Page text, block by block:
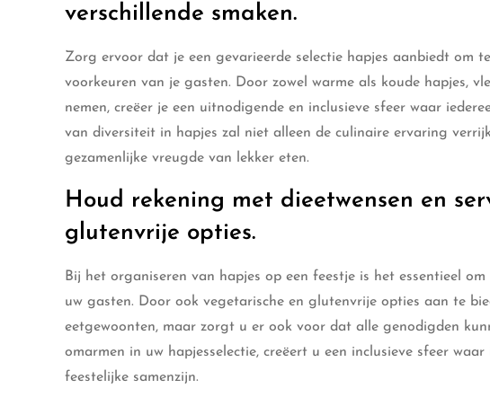
verschillende smaken.
Zorg ervoor dat je een gevarieerde selectie hapjes aanbiedt om
voorkeuren van je gasten. Door zowel warme als koude hapjes,
nemen, creëer je een uitnodigende en inclusieve sfeer waar
van diversiteit in hapjes zal niet alleen de culinaire ervaring
gezamenlijke vreugde van lekker eten.
Houd rekening met dieetwensen en
glutenvrije opties.
Bij het organiseren van hapjes op een feestje is het essentieel
uw gasten. Door ook vegetarische en glutenvrije opties aan te
eetgewoonten, maar zorgt u er ook voor dat alle genodigden
omarmen in uw hapjesselectie, creëert u een inclusieve sfeer
feestelijke samenzijn.